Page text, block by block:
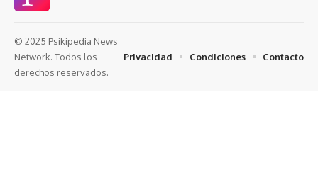
© 2025 Psikipedia News
Network. Todos los
derechos reservados.
Privacidad Condiciones Contacto